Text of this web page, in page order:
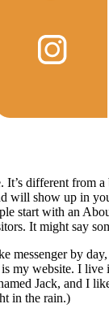
It’s different from
will show up in
start with an
It might say
messenger by
my website. I live
Jack, and I
in the rain.)